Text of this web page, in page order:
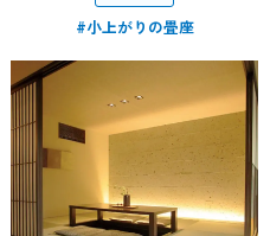
#小上がりの畳座